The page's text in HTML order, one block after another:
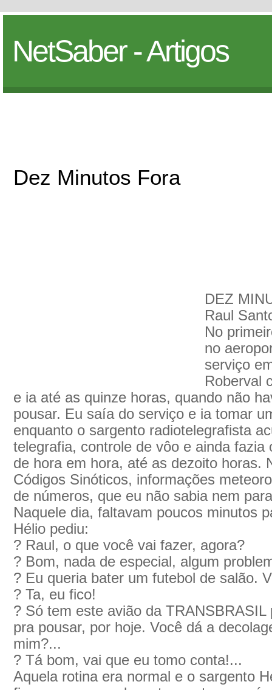
NetSaber - Artigos
Dez Minutos Fora
DEZ
Raul
No
no
serviço
Roberval
e ia até as quinze horas, quando não
pousar. Eu saía do serviço e ia tomar
enquanto o sargento radiotelegrafista
telegrafia, controle de vôo e ainda fazia
de hora em hora, até as dezoito horas.
Códigos Sinóticos, informações
de números, que eu não sabia nem
Naquele dia, faltavam poucos minutos
Hélio pediu:
? Raul, o que você vai fazer, agora?
? Bom, nada de especial, algum
? Eu queria bater um futebol de salão.
? Ta, eu fico!
? Só tem este avião da
pra pousar, por hoje. Você dá a
mim?...
? Tá bom, vai que eu tomo conta!...
Aquela rotina era normal e o sargento